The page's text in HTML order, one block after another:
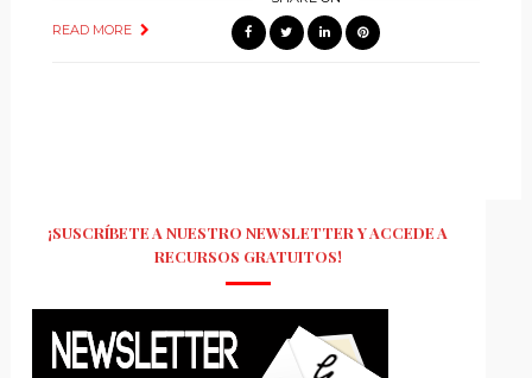
READ MORE
¡SUSCRÍBETE A NUESTRO NEWSLETTER Y ACCEDE A
RECURSOS GRATUITOS!